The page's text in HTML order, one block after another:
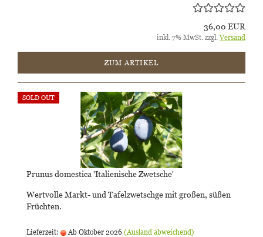
36,00 EUR
inkl. 7% MwSt. zzgl.Versand
ZUM ARTIKEL
SOLD OUT
Prunus domestica 'Italienische Zwetsche'
Wertvolle Markt- und Tafelzwetschge mit großen, süßen
Früchten.
Lieferzeit: Ab Oktober 2026 (Ausland abweichend)